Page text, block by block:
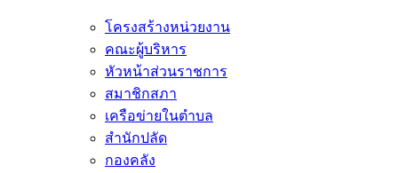
โครงสร้างหน่วยงาน
คณะผู้บริหาร
หัวหน้าส่วนราชการ
สมาชิกสภา
เครือข่ายในตำบล
สำนักปลัด
กองคลัง